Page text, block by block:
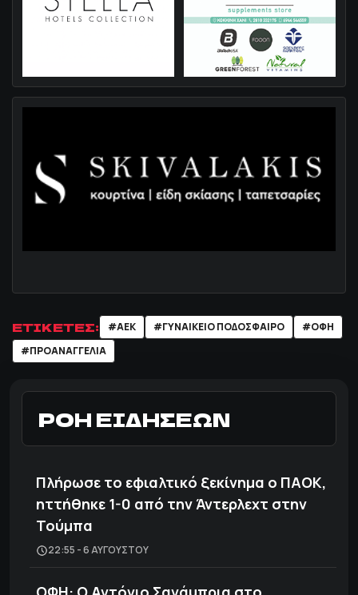
ΕΤΙΚΕΤΕΣ: #ΑΕΚ #ΓΥΝΑΙΚΕΙΟ ΠΟΔΟΣΦΑΙΡΟ
#ΟΦΗ
#ΠΡΟΑΝΑΓΓΕΛΙΑ
ΡΟΗ ΕΙΔΗΣΕΩΝ
Πλήρωσε το εφιαλτικό ξεκίνημα ο ΠΑΟΚ,
ηττήθηκε 1-0 από την Άντερλεχτ στην
Τούμπα
22:55 - 6 ΑΥΓΟΎΣΤΟΥ